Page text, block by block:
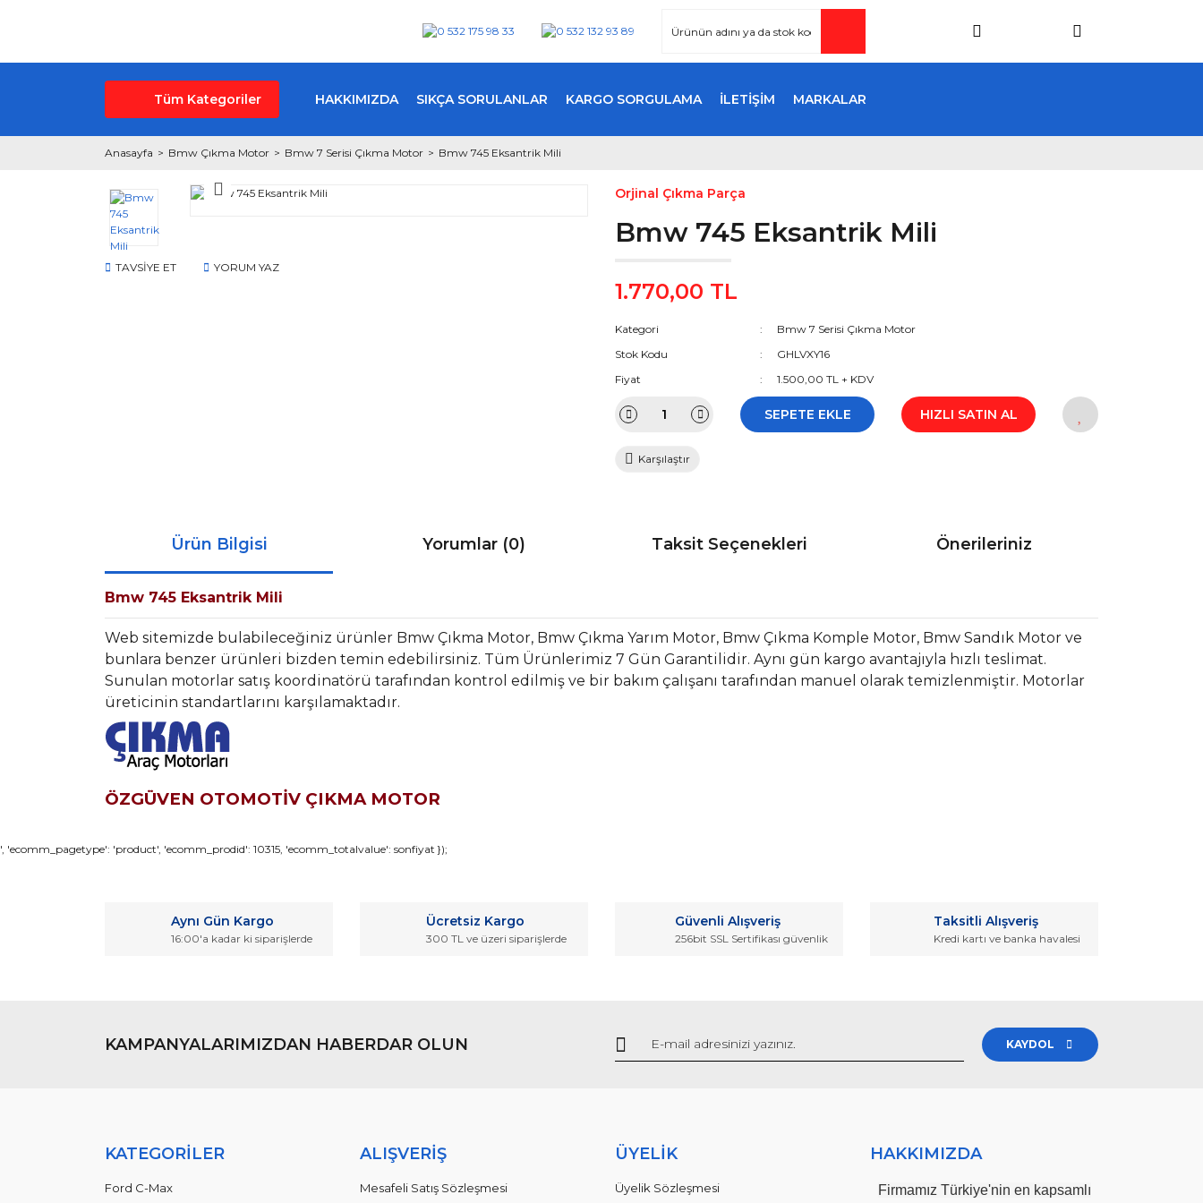
Tüm Kategoriler HAKKIMIZDA SIKÇA SORULANLAR KARGO SORGULAMA İLETİŞİM MARKALAR
Anasayfa Bmw Çıkma Motor Bmw 7 Serisi Çıkma Motor Bmw 745 Eksantrik Mili
TAVSİYE ET YORUM YAZ
Orjinal Çıkma Parça
Bmw 745 Eksantrik Mili
1.770,00 TL
Kategori
Bmw 7 Serisi Çıkma Motor
Stok Kodu
GHLVXY16
Fiyat
1.500,00 TL + KDV
SEPETE EKLE HIZLI SATIN AL
Karşılaştır
Ürün Bilgisi Yorumlar (0) Taksit Seçenekleri Önerileriniz
Bmw 745 Eksantrik Mili
Web sitemizde bulabileceğiniz ürünler Bmw Çıkma Motor, Bmw Çıkma Yarım Motor, Bmw Çıkma Komple Motor, Bmw Sandık Motor ve
bunlara benzer ürünleri bizden temin edebilirsiniz. Tüm Ürünlerimiz 7 Gün Garantilidir. Aynı gün kargo avantajıyla hızlı teslimat.
Sunulan motorlar satış koordinatörü tarafından kontrol edilmiş ve bir bakım çalışanı tarafından manuel olarak temizlenmiştir. Motorlar
üreticinin standartlarını karşılamaktadır.
ÖZGÜVEN OTOMOTİV ÇIKMA MOTOR
Bu ürünün fiyat bilgisi, resim, ürün açıklamalarında ve diğer konularda yetersiz gördüğünüz noktaları öneri formunu kullanarak tarafımıza iletebilirsiniz.
Ürün açıklamasında eksik bilgiler bulunuyor.
', 'ecomm_pagetype': 'product', 'ecomm_prodid': 10315, 'ecomm_totalvalue': sonfiyat });
Aynı Gün Kargo
16:00'a kadar ki siparişlerde
Ücretsiz Kargo
300 TL ve üzeri siparişlerde
Güvenli Alışveriş
256bit SSL Sertifikası güvenlik
Taksitli Alışveriş
Kredi kartı ve banka havalesi
KAMPANYALARIMIZDAN HABERDAR OLUN KAYDOL
KATEGORİLER
Ford C-Max
ALIŞVERİŞ
Mesafeli Satış Sözleşmesi
ÜYELİK
Üyelik Sözleşmesi
HAKKIMIZDA
Firmamız Türkiye'nin en kapsamlı